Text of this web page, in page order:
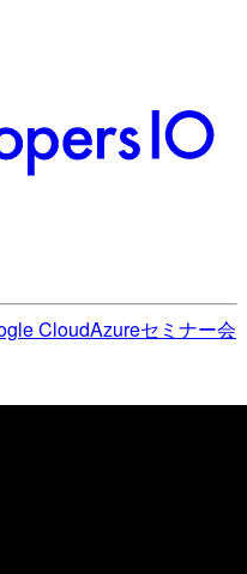
CloudAzureセミナー会